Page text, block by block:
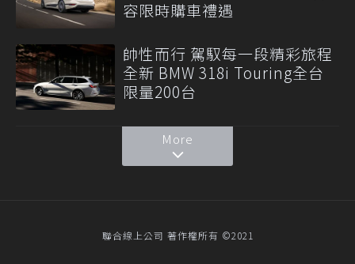
容限時購車禮遇
帥性而行 駕馭每一段精彩旅程
全新 BMW 318i Touring全台
限量200台
More
聯合線上公司 著作權所有 ©2021